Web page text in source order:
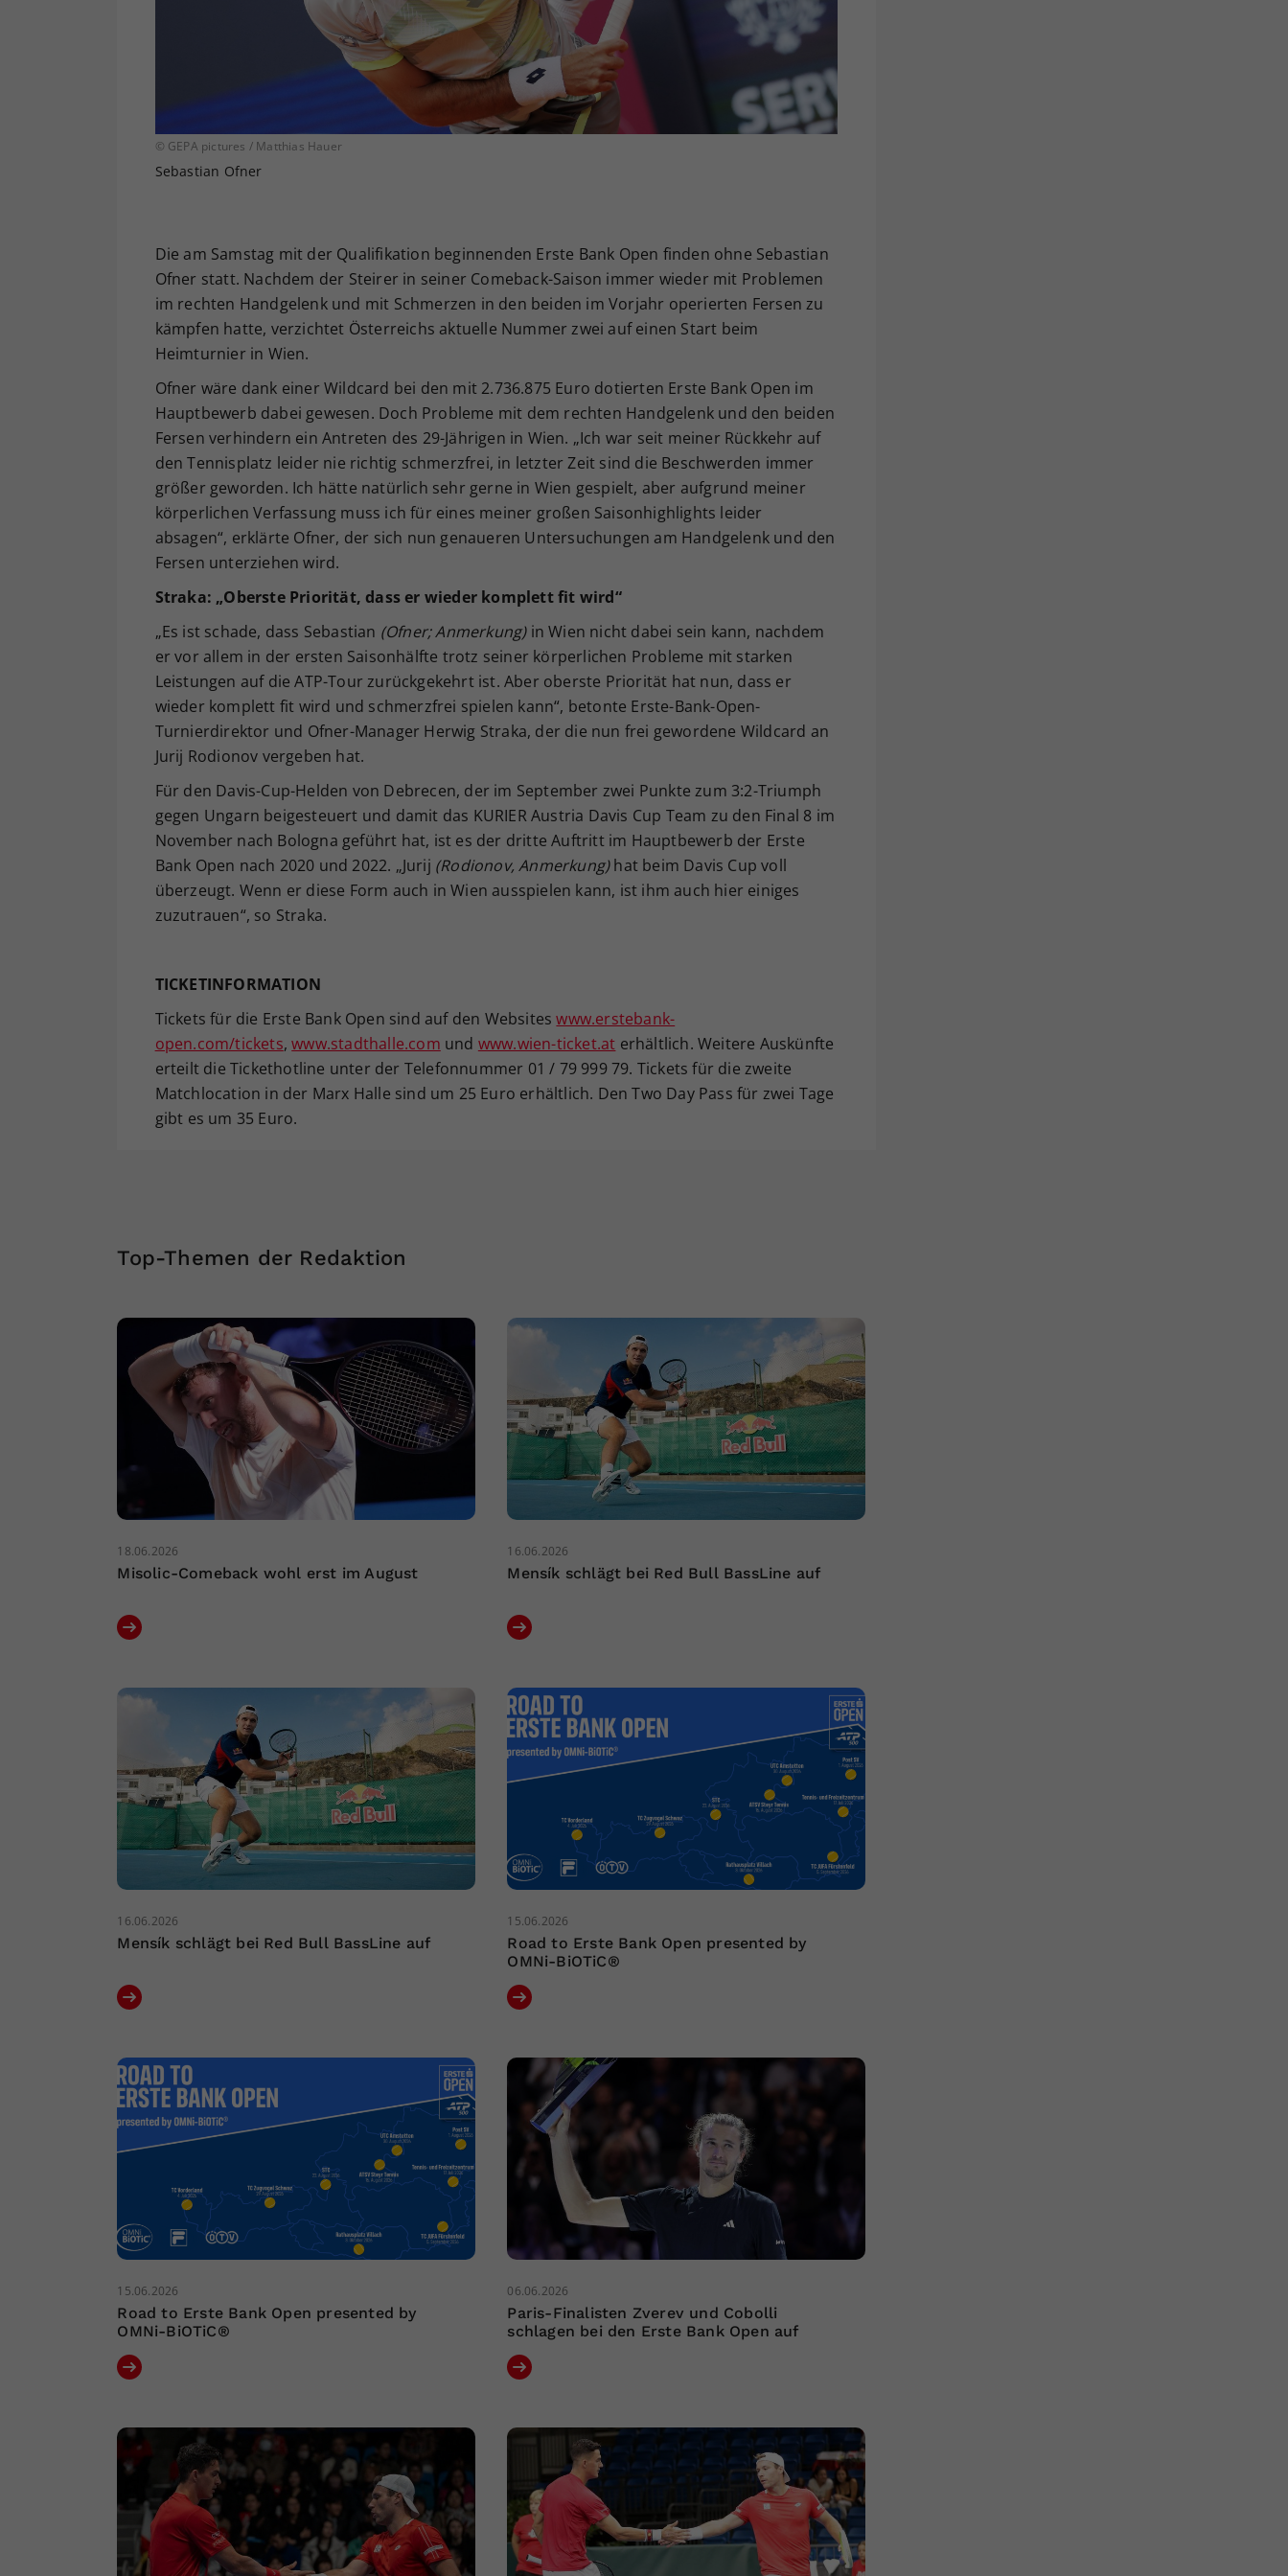
© GEPA pictures / Matthias Hauer
Sebastian Ofner
Die am Samstag mit der Qualifikation beginnenden Erste Bank Open finden ohne Sebastian
Ofner statt. Nachdem der Steirer in seiner Comeback-Saison immer wieder mit Problemen
im rechten Handgelenk und mit Schmerzen in den beiden im Vorjahr operierten Fersen zu
kämpfen hatte, verzichtet Österreichs aktuelle Nummer zwei auf einen Start beim
Heimturnier in Wien.
Ofner wäre dank einer Wildcard bei den mit 2.736.875 Euro dotierten Erste Bank Open im
Hauptbewerb dabei gewesen. Doch Probleme mit dem rechten Handgelenk und den beiden
Fersen verhindern ein Antreten des 29-Jährigen in Wien. „Ich war seit meiner Rückkehr auf
den Tennisplatz leider nie richtig schmerzfrei, in letzter Zeit sind die Beschwerden immer
größer geworden. Ich hätte natürlich sehr gerne in Wien gespielt, aber aufgrund meiner
körperlichen Verfassung muss ich für eines meiner großen Saisonhighlights leider
absagen“, erklärte Ofner, der sich nun genaueren Untersuchungen am Handgelenk und den
Fersen unterziehen wird.
Straka: „Oberste Priorität, dass er wieder komplett fit wird“
„Es ist schade, dass Sebastian (Ofner; Anmerkung)in Wien nicht dabei sein kann, nachdem
er vor allem in der ersten Saisonhälfte trotz seiner körperlichen Probleme mit starken
Leistungen auf die ATP-Tour zurückgekehrt ist. Aber oberste Priorität hat nun, dass er
wieder komplett fit wird und schmerzfrei spielen kann“, betonte Erste-Bank-Open-
Turnierdirektor und Ofner-Manager Herwig Straka, der die nun frei gewordene Wildcard an
Jurij Rodionov vergeben hat.
Für den Davis-Cup-Helden von Debrecen, der im September zwei Punkte zum 3:2-Triumph
gegen Ungarn beigesteuert und damit das KURIER Austria Davis Cup Team zu den Final 8 im
November nach Bologna geführt hat, ist es der dritte Auftritt im Hauptbewerb der Erste
Bank Open nach 2020 und 2022. „Jurij (Rodionov, Anmerkung)hat beim Davis Cup voll
überzeugt. Wenn er diese Form auch in Wien ausspielen kann, ist ihm auch hier einiges
zuzutrauen“, so Straka.
TICKETINFORMATION
Tickets für die Erste Bank Open sind auf den Websiteswww.erstebank-
open.com/tickets,www.stadthalle.com und www.wien-ticket.at erhältlich. Weitere Auskünfte
erteilt die Tickethotline unter der Telefonnummer 01 / 79 999 79. Tickets für die zweite
Matchlocation in der Marx Halle sind um 25 Euro erhältlich. Den Two Day Pass für zwei Tage
gibt es um 35 Euro.
Top-Themen der Redaktion
18.06.2026
Misolic-Comeback wohl erst im August
16.06.2026
Mensík schlägt bei Red Bull BassLine auf
16.06.2026
Mensík schlägt bei Red Bull BassLine auf
15.06.2026
Road to Erste Bank Open presented by
OMNi-BiOTiC®
15.06.2026
Road to Erste Bank Open presented by
OMNi-BiOTiC®
06.06.2026
Paris-Finalisten Zverev und Cobolli
schlagen bei den Erste Bank Open auf
Ihrer vorgenommen Einstellungen, falls der
Webseiten-Betreiber dies eingestellt hat.